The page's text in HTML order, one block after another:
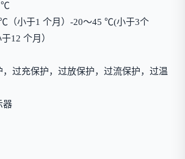
℃
（小于1 个月）-20～45 ℃(小于3个
12 个月）
过充保护，过放保护，过流保护，过温
器